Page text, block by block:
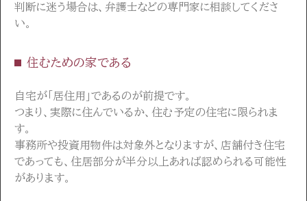
判断に迷う場合は、弁護士などの専門家に相談してくださ
い。
住むための家である
自宅が「居住用」であるのが前提です。
つまり、実際に住んでいるか、住む予定の住宅に限られま
す。
事務所や投資用物件は対象外となりますが、店舗付き住宅
であっても、住居部分が半分以上あれば認められる可能性
があります。